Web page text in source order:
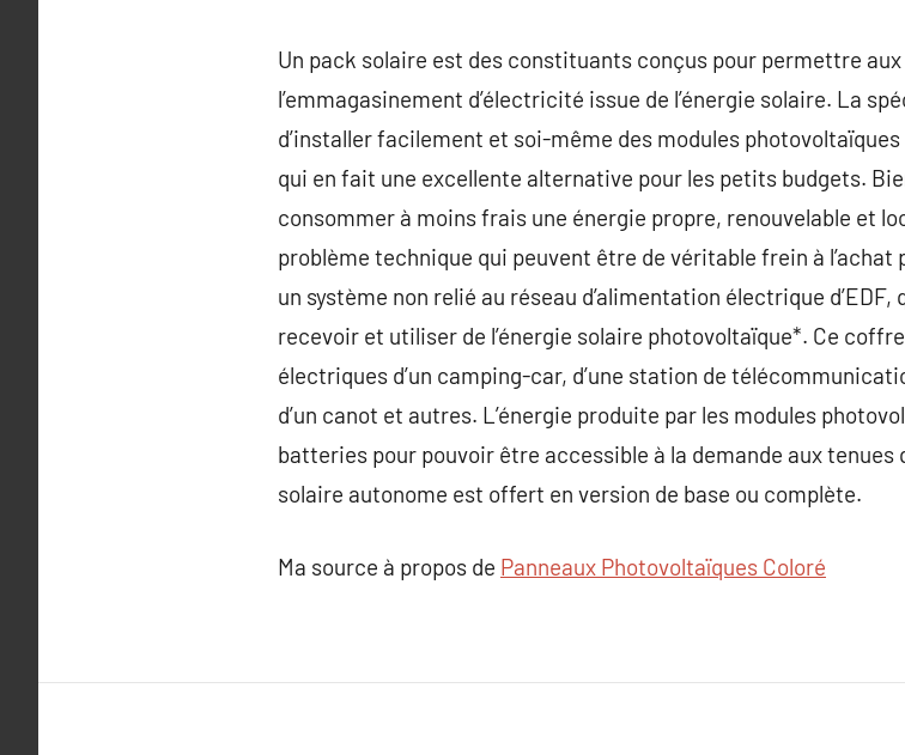
Un pack solaire est des constituants conçus pour permettre
l’emmagasinement d’électricité issue de l’énergie solaire. La
d’installer facilement et soi-même des modules
qui en fait une excellente alternative pour les petits budgets.
consommer à moins frais une énergie propre, renouvelable et
problème technique qui peuvent être de véritable frein à
un système non relié au réseau d’alimentation électrique
recevoir et utiliser de l’énergie solaire photovoltaïque*. Ce
électriques d’un camping-car, d’une station de
d’un canot et autres. L’énergie produite par les modules
batteries pour pouvoir être accessible à la demande aux
solaire autonome est offert en version de base ou complète.
Ma source à propos de Panneaux Photovoltaïques Coloré